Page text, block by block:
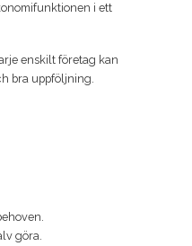
i ett
enskilt företag kan
bra uppföljning.
göra.